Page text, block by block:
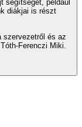
segítséget, például
diákjai is részt
szervezetről és az
Ferenczi Miki.